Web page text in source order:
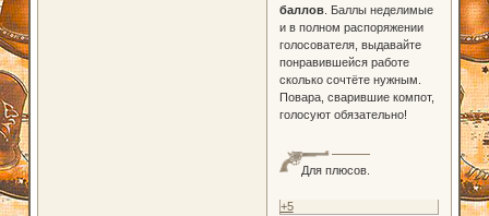
баллов. Баллы неделимые
и в полном распоряжении
голосователя, выдавайте
понравившейся работе
сколько сочтёте нужным.
Повара, сварившие компот,
голосуют обязательно!
Для плюсов.
+5